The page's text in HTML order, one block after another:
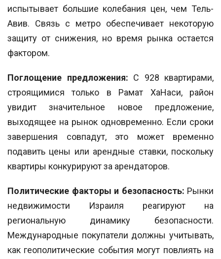
испытывает большие колебания цен, чем Тель-
Авив. Связь с метро обеспечивает некоторую
защиту от снижения, но время рынка остается
фактором.
Поглощение предложения: С 928 квартирами,
строящимися только в Рамат ХаНаси, район
увидит значительное новое предложение,
выходящее на рынок одновременно. Если сроки
завершения совпадут, это может временно
подавить цены или арендные ставки, поскольку
квартиры конкурируют за арендаторов.
Политические факторы и безопасность: Рынки
недвижимости Израиля реагируют на
региональную динамику безопасности.
Международные покупатели должны учитывать,
как геополитические события могут повлиять на